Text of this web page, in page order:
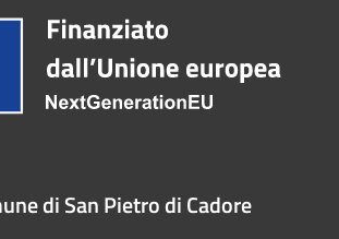
di San Pietro di Cadore